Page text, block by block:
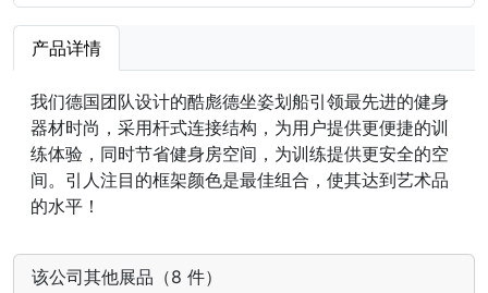
产品详情
我们德国团队设计的酷彪德坐姿划船引领最先进的健身
器材时尚，采用杆式连接结构，为用户提供更便捷的训
练体验，同时节省健身房空间，为训练提供更安全的空
间。引人注目的框架颜色是最佳组合，使其达到艺术品
的水平！
该公司其他展品（8 件）